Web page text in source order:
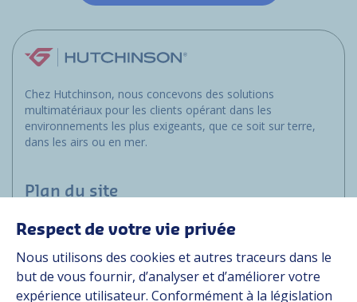
Chez Hutchinson, nous concevons des solutions
multimatériaux pour les clients opérant dans les
environnements les plus exigeants, que ce soit sur terre,
dans les airs ou en mer.
Plan du site
Applications
Solutions
Ressources
Respect de votre vie privée
Nous utilisons des cookies et autres traceurs dans le
but de vous fournir, d’analyser et d’améliorer votre
expérience utilisateur. Conformément à la législation